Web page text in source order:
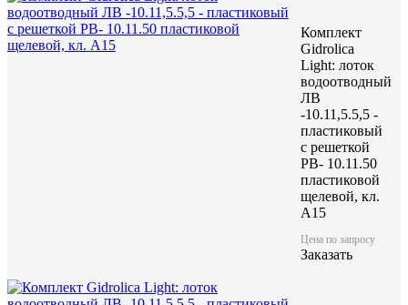
Комплект
Gidrolica
Light: лоток
водоотводный
ЛВ
-10.11,5.5,5 -
пластиковый
с решеткой
РВ- 10.11.50
пластиковой
щелевой, кл.
A15
Цена по запросу
Заказать